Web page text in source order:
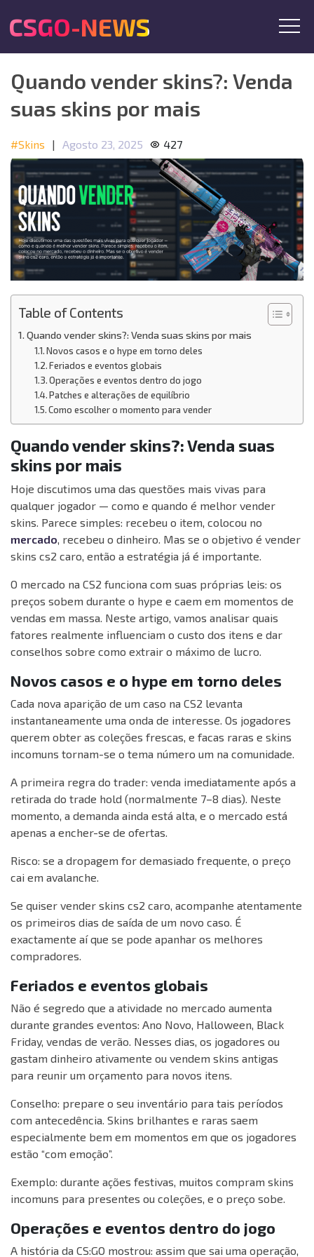
CSGO-NEWS
Quando vender skins?: Venda
suas skins por mais
#Skins | Agosto 23, 2025 427
Table of Contents
Quando vender skins?: Venda suas skins por mais
Novos casos e o hype em torno deles
Feriados e eventos globais
Operações e eventos dentro do jogo
Patches e alterações de equilíbrio
Como escolher o momento para vender
Quando vender skins?: Venda suas
skins por mais
Hoje discutimos uma das questões mais vivas para
qualquer jogador — como e quando é melhor vender
skins. Parece simples: recebeu o item, colocou no
mercado, recebeu o dinheiro. Mas se o objetivo é vender
skins cs2 caro, então a estratégia já é importante.
O mercado na CS2 funciona com suas próprias leis: os
preços sobem durante o hype e caem em momentos de
vendas em massa. Neste artigo, vamos analisar quais
fatores realmente influenciam o custo dos itens e dar
conselhos sobre como extrair o máximo de lucro.
Novos casos e o hype em torno deles
Cada nova aparição de um caso na CS2 levanta
instantaneamente uma onda de interesse. Os jogadores
querem obter as coleções frescas, e facas raras e skins
incomuns tornam-se o tema número um na comunidade.
A primeira regra do trader: venda imediatamente após a
retirada do trade hold (normalmente 7–8 dias). Neste
momento, a demanda ainda está alta, e o mercado está
apenas a encher-se de ofertas.
Risco: se a dropagem for demasiado frequente, o preço
cai em avalanche.
Se quiser vender skins cs2 caro, acompanhe atentamente
os primeiros dias de saída de um novo caso. É
exactamente aí que se pode apanhar os melhores
compradores.
Feriados e eventos globais
Não é segredo que a atividade no mercado aumenta
durante grandes eventos: Ano Novo, Halloween, Black
Friday, vendas de verão. Nesses dias, os jogadores ou
gastam dinheiro ativamente ou vendem skins antigas
para reunir um orçamento para novos itens.
Conselho: prepare o seu inventário para tais períodos
com antecedência. Skins brilhantes e raras saem
especialmente bem em momentos em que os jogadores
estão “com emoção”.
Exemplo: durante ações festivas, muitos compram skins
incomuns para presentes ou coleções, e o preço sobe.
Operações e eventos dentro do jogo
A história da CS:GO mostrou: assim que sai uma operação,